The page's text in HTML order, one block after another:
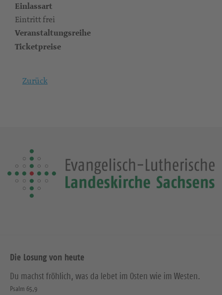
Einlassart
Eintritt frei
Veranstaltungsreihe
Ticketpreise
Zurück
Die Losung von heute
Du machst fröhlich, was da lebet im Osten wie im Westen.
Psalm 65,9